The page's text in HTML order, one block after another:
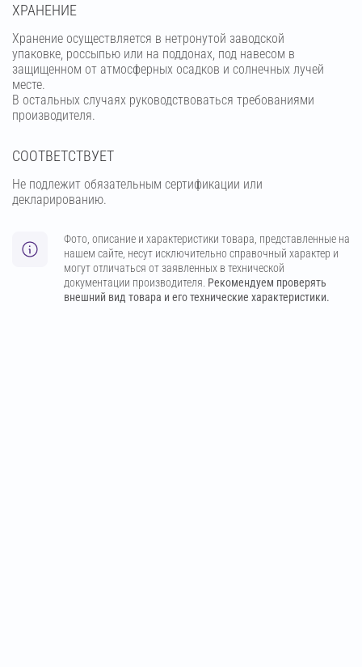
ХРАНЕНИЕ
Хранение осуществляется в нетронутой заводской
упаковке, россыпью или на поддонах, под навесом в
защищенном от атмосферных осадков и солнечных лучей
месте.
В остальных случаях руководствоваться требованиями
производителя.
СООТВЕТСТВУЕТ
Не подлежит обязательным сертификации или
декларированию.
Фото, описание и характеристики товара, представленные на
нашем сайте, несут исключительно справочный характер и
могут отличаться от заявленных в технической
документации производителя. Рекомендуем проверять
внешний вид товара и его технические характеристики.